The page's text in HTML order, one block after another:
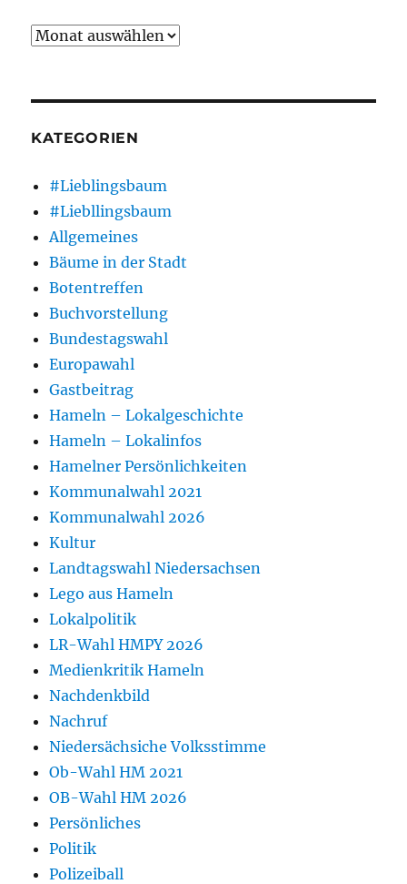
Archiv
KATEGORIEN
#Lieblingsbaum
#Liebllingsbaum
Allgemeines
Bäume in der Stadt
Botentreffen
Buchvorstellung
Bundestagswahl
Europawahl
Gastbeitrag
Hameln – Lokalgeschichte
Hameln – Lokalinfos
Hamelner Persönlichkeiten
Kommunalwahl 2021
Kommunalwahl 2026
Kultur
Landtagswahl Niedersachsen
Lego aus Hameln
Lokalpolitik
LR-Wahl HMPY 2026
Medienkritik Hameln
Nachdenkbild
Nachruf
Niedersächsiche Volksstimme
Ob-Wahl HM 2021
OB-Wahl HM 2026
Persönliches
Politik
Polizeiball